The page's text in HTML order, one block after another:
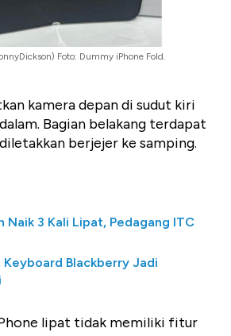
Foto: Dummy iPhone Fold.
kamera depan di sudut kiri
Bagian belakang terdapat
berjejer ke samping.
Naik 3 Kali Lipat, Pedagang ITC
Keyboard Blackberry Jadi
lipat tidak memiliki fitur